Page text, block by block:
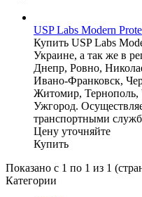
USP Labs Modern
Купить USP Labs
Украине, а так же в
Днепр, Ровно,
Ивано-Франковск,
Житомир,
Ужгород.
транспортными
Цену уточняйте
Купить
Показано с 1 по 1 из 1
Категории